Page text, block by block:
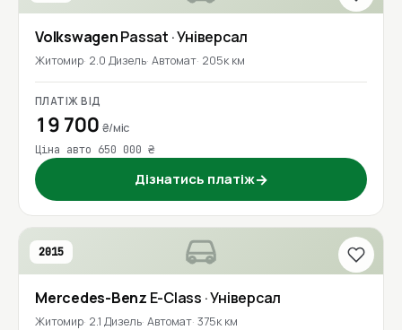
VolkswagenPassat · Універсал
Житомир 2.0 Дизель Автомат 205к км
ПЛАТІЖ ВІД
19 700 ₴/міс
Ціна авто 650 000 ₴
Дізнатись платіж→
2015
Mercedes-Benz E-Class · Універсал
Житомир 2.1 Дизель Автомат 375к км